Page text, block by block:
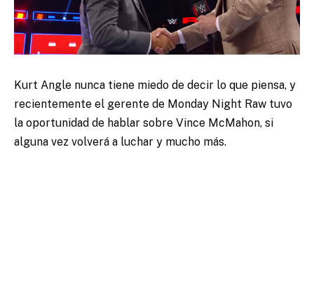
Kurt Angle nunca tiene miedo de decir lo que piensa, y
recientemente el gerente de Monday Night Raw tuvo
la oportunidad de hablar sobre Vince McMahon, si
alguna vez volverá a luchar y mucho más.